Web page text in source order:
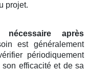
projet.
après
est généralement
périodiquement
efficacité et de sa